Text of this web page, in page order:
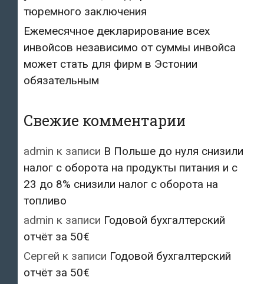
тюремного заключения
Ежемесячное декларирование всех
инвойсов независимо от суммы инвойса
может стать для фирм в Эстонии
обязательным
Свежие комментарии
admin к записи В Польше до нуля снизили
налог с оборота на продукты питания и с
23 до 8% снизили налог с оборота на
топливо
admin к записи Годовой бухгалтерский
отчёт за 50€
Сергей к записи Годовой бухгалтерский
отчёт за 50€